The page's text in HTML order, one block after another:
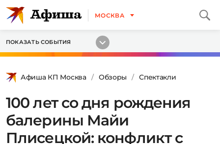
МОСКВА
ПОКАЗАТЬ СОБЫТИЯ
Афиша КП Москва Обзоры Спектакли
100 лет со дня рождения
балерины Майи
Плисецкой: конфликт с